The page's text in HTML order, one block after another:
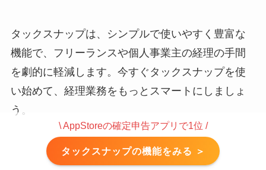
タックスナップは、シンプルで使いやすく豊富な
機能で、フリーランスや個人事業主の経理の手間
を劇的に軽減します。今すぐタックスナップを使
い始めて、経理業務をもっとスマートにしましょ
う。
\ AppStoreの確定申告アプリで1位 /
タックスナップの機能をみる ＞